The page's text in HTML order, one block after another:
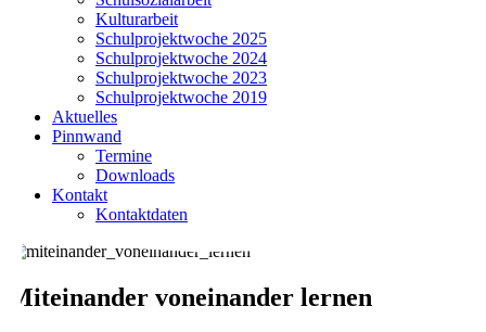
Kulturarbeit
Schulprojektwoche 2025
Schulprojektwoche 2024
Schulprojektwoche 2023
Schulprojektwoche 2019
Aktuelles
Pinnwand
Termine
Downloads
Kontakt
Kontaktdaten
Miteinander voneinander lernen